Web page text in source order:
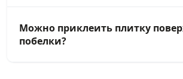
Можно приклеить плитку
побелки?